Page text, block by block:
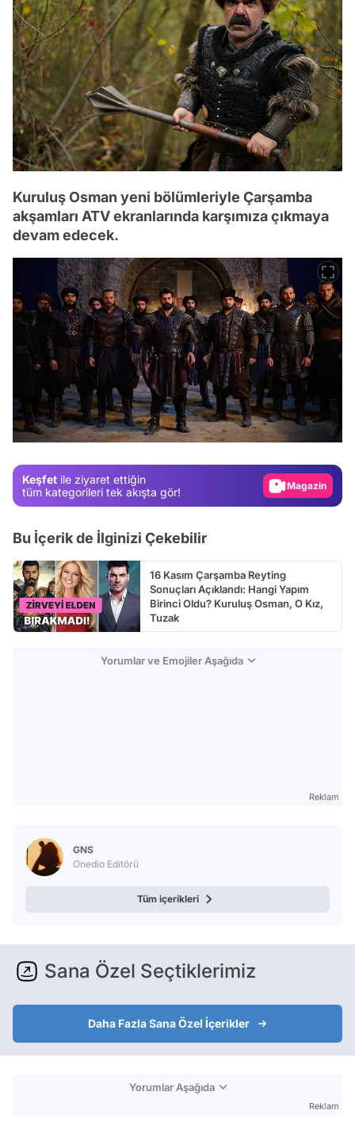
Kuruluş Osman yeni bölümleriyle Çarşamba
akşamları ATV ekranlarında karşımıza çıkmaya
devam edecek.
Keşfet ile ziyaret ettiğin
tüm kategorileri tek akışta gör!
Test
Video
Bu İçerik de İlginizi Çekebilir
16 Kasım Çarşamba Reyting
Sonuçları Açıklandı: Hangi Yapım
Birinci Oldu? Kuruluş Osman, O Kız,
Tuzak
Yorumlar ve Emojiler Aşağıda
Reklam
GNS
Onedio Editörü
Tüm içerikleri
Sana Özel Seçtiklerimiz
Daha Fazla Sana Özel İçerikler
Yorumlar Aşağıda
Reklam